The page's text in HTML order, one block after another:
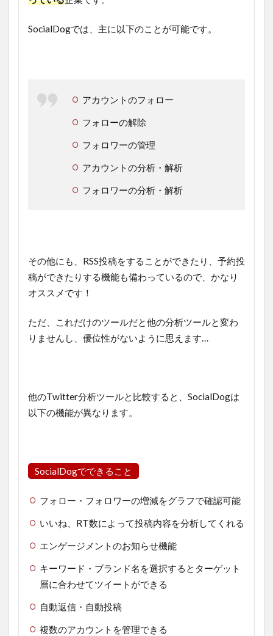
SocialDogでは、主に以下のことが可能です。
アカウントのフォロー
フォローの解除
フォロワーの管理
アカウントの分析・解析
フォロワーの分析・解析
その他にも、RSS投稿をすることができたり、予約投
稿ができたりする機能も備わっているので、かなり
オススメです！
ただ、これだけのツールだと他の分析ツールと変わ
りませんし、優位性がないように思えます…
他のTwitter分析ツールと比較すると、SocialDogは
以下の機能が異なります。
SocialDogでできること
フォロー・フォロワーの増減をグラフで確認可能
いいね、RT数によって投稿内容を分析してくれる
エンゲージメントのお知らせ機能
キーワード・ブランド名を選択するとターゲット
層に合わせてツイートができる
自動返信・自動投稿
複数のアカウントを管理できる